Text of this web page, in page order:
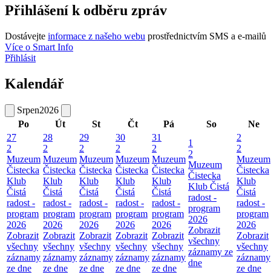
Přihlášení k odběru zpráv
Dostávejte informace z našeho webu prostřednictvím SMS a e-mailů
Více o Smart Info
Přihlásit
Kalendář
Srpen2026
Po
Út St Čt Pá So
Ne
27
2
Muzeum
Čistecka
Klub
Čistá
radost -
program
2026
Zobrazit
všechny
záznamy
ze dne
28
2
Muzeum
Čistecka
Klub
Čistá
radost -
program
2026
Zobrazit
všechny
záznamy
ze dne
29
2
Muzeum
Čistecka
Klub
Čistá
radost -
program
2026
Zobrazit
všechny
záznamy
ze dne
30
2
Muzeum
Čistecka
Klub
Čistá
radost -
program
2026
Zobrazit
všechny
záznamy
ze dne
31
2
Muzeum
Čistecka
Klub
Čistá
radost -
program
2026
Zobrazit
všechny
záznamy
ze dne
1
2
Muzeum
Čistecka
Klub Čistá
radost -
program
2026
Zobrazit
všechny
záznamy ze
dne
2
2
Muzeum
Čistecka
Klub
Čistá
radost -
program
2026
Zobrazit
všechny
záznamy
ze dne